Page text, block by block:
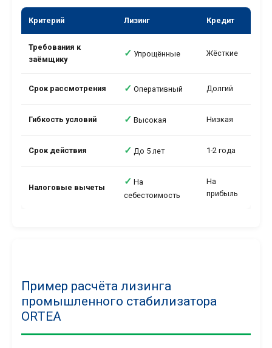
Критерий Лизинг Кредит
Требования к
заёмщику
✓ Упрощённые Жёсткие
Срок рассмотрения ✓ Оперативный Долгий
Гибкость условий ✓ Высокая Низкая
Срок действия ✓ До 5 лет 1-2 года
Налоговые вычеты
✓ На
себестоимость
На
прибыль
Пример расчёта лизинга
промышленного стабилизатора
ORTEA